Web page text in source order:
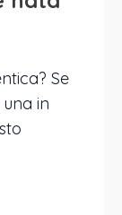
Se
in